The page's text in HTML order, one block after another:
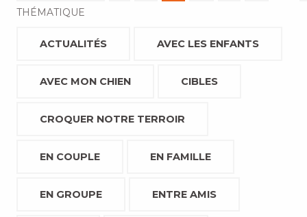
THÉMATIQUE
ACTUALITÉS AVEC LES ENFANTS
AVEC MON CHIEN CIBLES
CROQUER NOTRE TERROIR
EN COUPLE EN FAMILLE
EN GROUPE ENTRE AMIS